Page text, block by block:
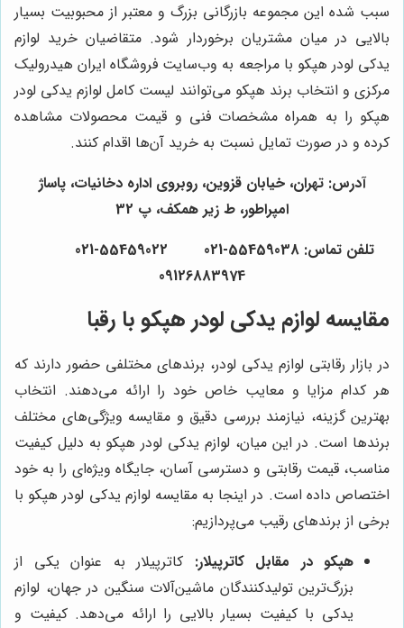
سبب شده این مجموعه بازرگانی بزرگ و معتبر از محبوبیت بسیار
بالایی در میان مشتریان برخوردار شود. متقاضیان خرید لوازم
یدکی لودر هپکو با مراجعه به وب‌سایت فروشگاه ایران هیدرولیک
مرکزی و انتخاب برند هپکو می‌توانند لیست کامل لوازم یدکی لودر
هپکو را به همراه مشخصات فنی و قیمت محصولات مشاهده
کرده و در صورت تمایل نسبت به خرید آن‌ها اقدام کنند.
آدرس: تهران، خیابان قزوین، روبروی اداره دخانیات، پاساژ
امپراطور، ط زیر همکف، پ 32
09126883974
مقایسه لوازم یدکی لودر هپکو با رقبا
در بازار رقابتی لوازم یدکی لودر، برندهای مختلفی حضور دارند که
هر کدام مزایا و معایب خاص خود را ارائه می‌دهند. انتخاب
بهترین گزینه، نیازمند بررسی دقیق و مقایسه ویژگی‌های مختلف
برندها است. در این میان، لوازم یدکی لودر هپکو به دلیل کیفیت
مناسب، قیمت رقابتی و دسترسی آسان، جایگاه ویژه‌ای را به خود
اختصاص داده است. در اینجا به مقایسه لوازم یدکی لودر هپکو با
برخی از برندهای رقیب می‌پردازیم:
هپکو در مقابل کاترپیلار: کاترپیلار به عنوان یکی از
بزرگ‌ترین تولیدکنندگان ماشین‌آلات سنگین در جهان، لوازم
یدکی با کیفیت بسیار بالایی را ارائه می‌دهد. کیفیت و